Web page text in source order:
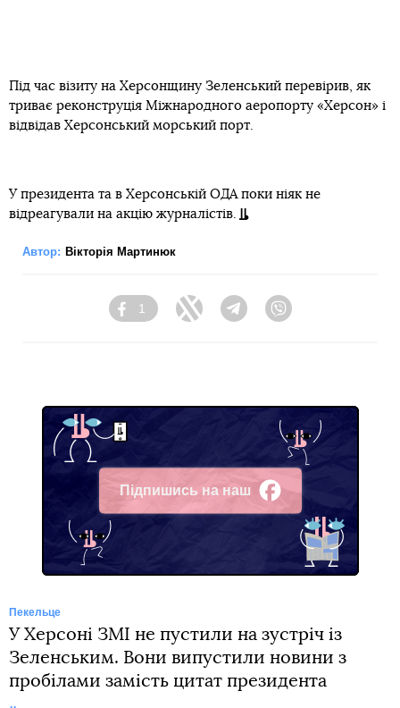
Під час візиту на Херсонщину Зеленський перевірив, як
триває реконструція Міжнародного аеропорту «Херсон» і
відвідав Херсонський морський порт.
У президента та в Херсонській ОДА поки ніяк не
відреагували на акцію журналістів.
Автор: Вікторія Мартинюк
Facebook
1
Twitter Telegram
Підпишись на наш
Facebook
Пекельце
У Херсоні ЗМІ не пустили на зустріч із
Зеленським. Вони випустили новини з
пробілами замість цитат президента